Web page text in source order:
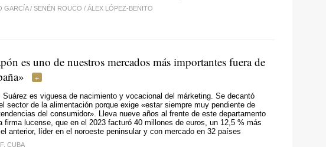
GARCÍA / SENÉN ROUCO / ÁLEX LÓPEZ-BENITO
es uno de nuestros mercados más importantes fuera de
Suárez es viguesa de nacimiento y vocacional del márketing. Se decantó
sector de la alimentación porque exige «estar siempre muy pendiente de
del consumidor». Lleva nueve años al frente de este departamento
firma lucense, que en el 2023 facturó 40 millones de euros, un 12,5 % más
anterior, líder en el noroeste peninsular y con mercado en 32 países
CUBA